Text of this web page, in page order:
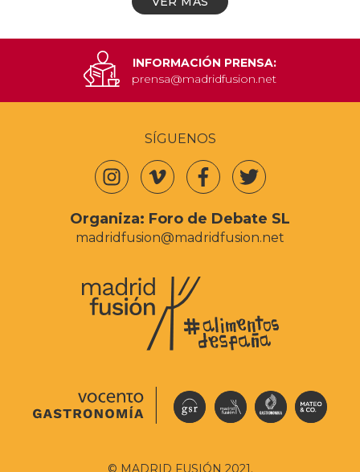
INFORMACIÓN PRENSA:
prensa@madridfusion.net
SÍGUENOS
Organiza: Foro de Debate SL
madridfusion@madridfusion.net
© MADRID FUSIÓN 2021.